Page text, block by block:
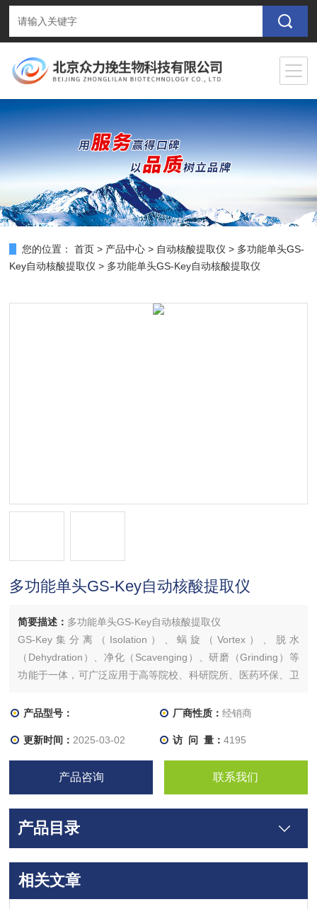
您的位置： 首页 > 产品中心 > 自动核酸提取仪 > 多功能单头GS-
Key自动核酸提取仪 > 多功能单头GS-Key自动核酸提取仪
多功能单头GS-Key自动核酸提取仪
简要描述： 多功能单头GS-Key自动核酸提取仪
GS-Key集分离（Isolation）、蜗旋（Vortex）、脱水
（Dehydration）、净化（Scavenging）、研磨（Grinding）等
功能于一体，可广泛应用于高等院校、科研院所、医药环保、卫
产品型号：
厂商性质： 经销商
更新时间： 2025-03-02 访 问 量： 4195
产品咨询 联系我们
产品目录
相关文章